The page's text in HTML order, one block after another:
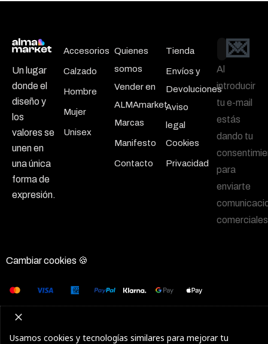
Un lugar
donde el
diseño y
los
valores se
unen en
una única
forma de
expresión.
Accesorios
Calzado
Hombre
Mujer
Unisex
Quienes
somos
Vender en
ALMAmarket
Marcas
Manifesto
Contacto
Tienda
Envíos y
Devoluciones
Aviso
legal
Cookies
Privacidad
Email
💌
Al
introducir
tu e-mail
estás
dando tu
para
enviarte
Cambiar cookies 🍪
Usamos cookies y tecnologías similares para mejorar tu